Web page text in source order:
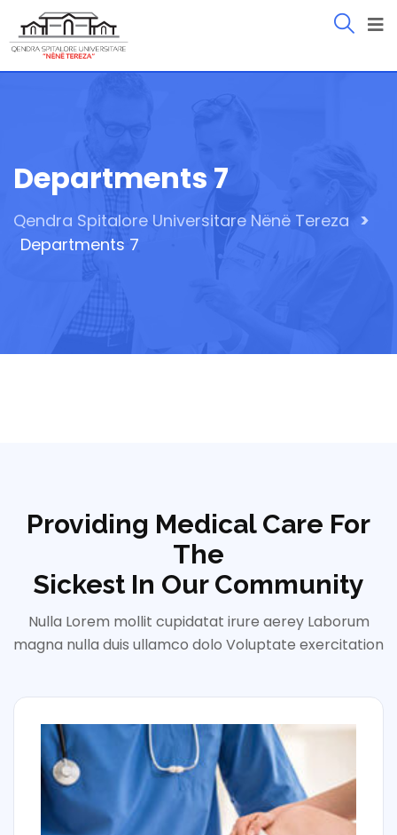
Departments 7
Qendra Spitalore Universitare Nënë Tereza >
Departments 7
Providing Medical Care For
The
Sickest In Our Community
Nulla Lorem mollit cupidatat irure aerey Laborum
magna nulla duis ullamco dolo Voluptate exercitation